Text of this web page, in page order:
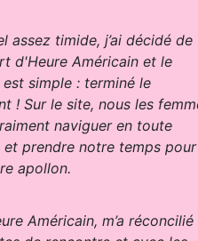
assez timide, j’ai décidé de
d'Heure Américain et le
simple : terminé le
! Sur le site, nous les
naviguer en toute
et prendre notre temps pour
apollon.
Américain, m’a réconcilié